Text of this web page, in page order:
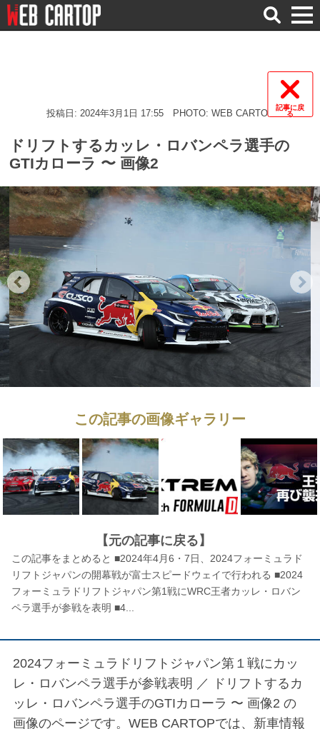
検
索
記事に戻
る
投稿日: 2024年3月1日 17:55 PHOTO: WEB CARTOP
ドリフトするカッレ・ロバンペラ選手の
GTIカローラ 〜 画像2
この記事の画像ギャラリー
【元の記事に戻る】
この記事をまとめると ■2024年4月6・7日、2024フォーミュラド
リフトジャパンの開幕戦が富士スピードウェイで行われる ■2024
フォーミュラドリフトジャパン第1戦にWRC王者カッレ・ロバン
ペラ選手が参戦を表明 ■4...
2024フォーミュラドリフトジャパン第１戦にカッ
レ・ロバンペラ選手が参戦表明 ／
ドリフトするカ
ッレ・ロバンペラ選手のGTIカローラ 〜 画像2 の
画像のページです。WEB CARTOPでは、新車情報